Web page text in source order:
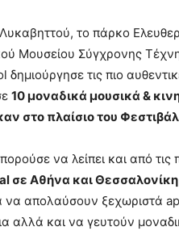
το πάρκο
Μουσείου Σύγχρονης
δημιούργησε τις πιο
10 μοναδικά μουσικά &
στο πλαίσιο του
να λείπει και από
σε Αθήνα και Θεσσαλονίκη
να απολαύσουν ξεχωριστά
αλλά και να γευτούν